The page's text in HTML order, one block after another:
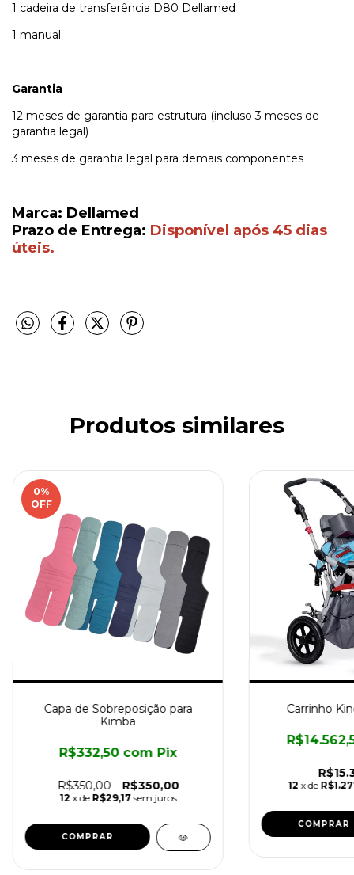
1 cadeira de transferência D80 Dellamed
1 manual
Garantia
12 meses de garantia para estrutura (incluso 3 meses de
garantia legal)
3 meses de garantia legal para demais componentes
Marca: Dellamed
Prazo de Entrega: Disponível após 45 dias
úteis.
Produtos similares
0%
OFF
Capa de Sobreposição para
Kimba
R$350,00 R$350,00
R$332,50 com Pix
12 x de R$29,17 sem juros
Carrinho
12 x de
COMPRAR